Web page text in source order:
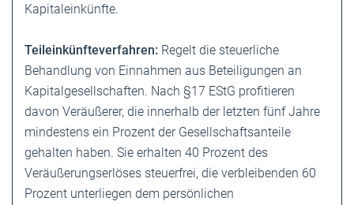
Kapitaleinkünfte.
Teileinkünfteverfahren: Regelt die steuerliche
Behandlung von Einnahmen aus Beteiligungen an
Kapitalgesellschaften. Nach §17 EStG profitieren
davon Veräußerer, die innerhalb der letzten fünf Jahre
mindestens ein Prozent der Gesellschaftsanteile
gehalten haben. Sie erhalten 40 Prozent des
Veräußerungserlöses steuerfrei, die verbleibenden 60
Prozent unterliegen dem persönlichen